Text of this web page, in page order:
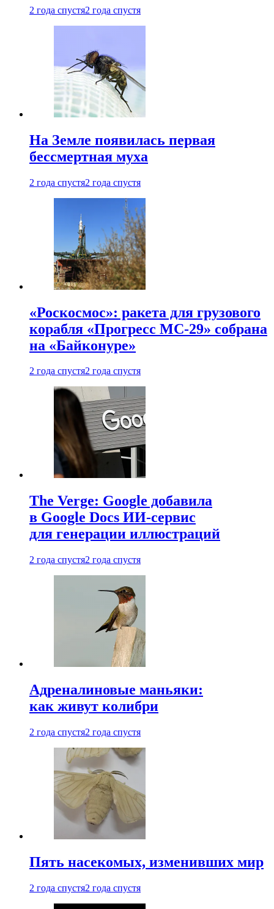
2 года спустя2 года спустя
На Земле появилась первая
бессмертная муха
2 года спустя2 года спустя
«Роскосмос»: ракета для грузового
корабля «Прогресс МС-29» собрана
на «Байконуре»
2 года спустя2 года спустя
The Verge: Google добавила
в Google Docs ИИ-сервис
для генерации иллюстраций
2 года спустя2 года спустя
Адреналиновые маньяки:
как живут колибри
2 года спустя2 года спустя
Пять насекомых, изменивших мир
2 года спустя2 года спустя